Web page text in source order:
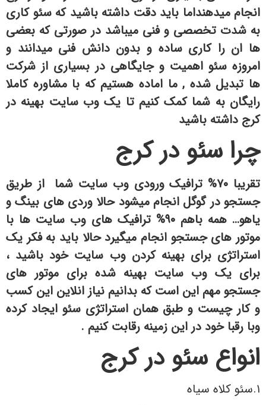
انجام میدهنداما باید دقت داشته باشید که سئو کاری
به شدت تخصصی و فنی میباشد در صورتی که بعضی
ها ان را کاری ساده و بدون دانش فنی میدانند و
امروزه سئو اهمیت و جایگاهی در بسیاری از شرکت
ها تبدیل شده , ما اماده هستیم که با مشاوره کاملا
رایگان به شما کمک کنیم تا یک وب سایت بهینه در
کرج داشته باشید
چرا سئو در کرج
تقریبا ۷۰% ترافیک ورودی وب سایت شما از طریق
جستجو در گوگل انجام میشود حالا وردی های بینگ و
یاهو… همه باهم ۹۰% ترافیک های وب سایت ها با
موتور های جستجو انجام میگیرد حالا باید به فکر یک
استراتژی برای بهینه کردن وب سایت خود باشید ،
برای یک وب سایت بهینه شده برای موتور های
جستجو مهم این است که بدانیم نیاز انلاین این کسب
و کار چیست و طبق همان استراتژی سئو ایجاد کرده
وبا رقبا خود در این زمینه رقابت کنیم .
انواع سئو در کرج
۱.سئو کلاه سیاه